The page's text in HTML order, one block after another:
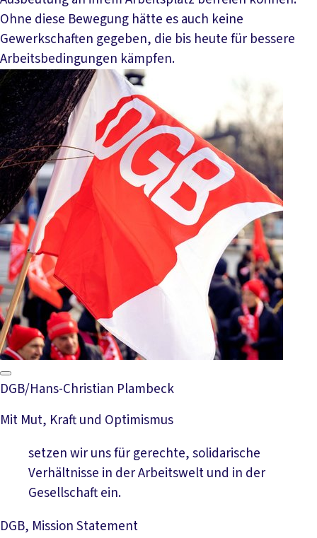
Ohne diese Bewegung hätte es auch keine
Gewerkschaften gegeben, die bis heute für bessere
Arbeitsbedingungen kämpfen.
DGB/Hans-Christian Plambeck
Mit Mut, Kraft und Optimismus
setzen wir uns für gerechte, solidarische
Verhältnisse in der Arbeitswelt und in der
Gesellschaft ein.
DGB, Mission Statement